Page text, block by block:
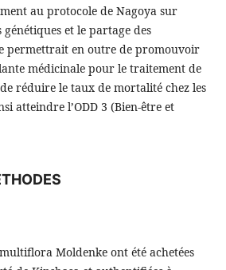
au protocole de Nagoya sur
génétiques et le partage des
permettrait en outre de promouvoir
médicinale pour le traitement de
réduire le taux de mortalité chez les
atteindre l’ODD 3 (Bien-être et
Moldenke ont été achetées